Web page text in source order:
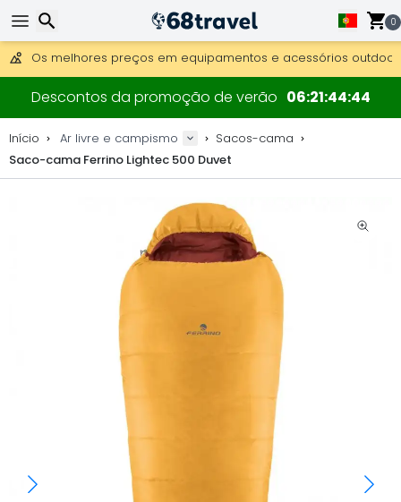
0
Overnight DHL Express também disponível.
30 dias para devolução, 90 dias para mapas de madeira e
Os melhores preços em equipamentos e acessórios outdoor.
Descontos da promoção de verão 06214444
Início Ar livre e campismo
Sacos-cama
Saco-cama Ferrino Lightec 500 Duvet
Pesquisar
Pesquisar